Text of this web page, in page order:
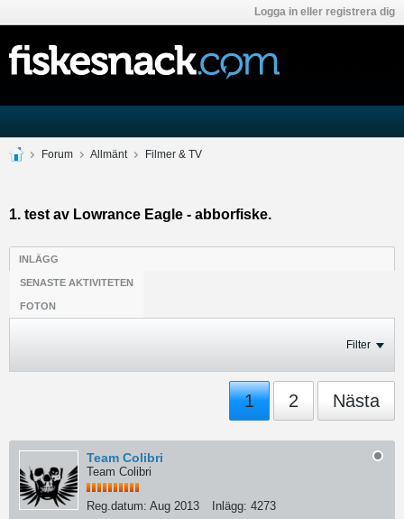
Logga in eller registrera dig
Forum Allmänt Filmer & TV
1. test av Lowrance Eagle - abborfiske.
INLÄGG
SENASTE AKTIVITETEN
FOTON
Filter
1 2 Nästa
Team Colibri
Team Colibri
Reg.datum: Aug 2013 Inlägg: 4273